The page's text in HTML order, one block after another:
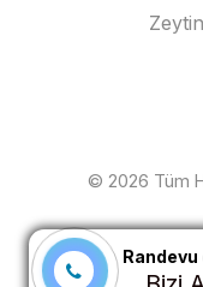
© 2026 Tüm